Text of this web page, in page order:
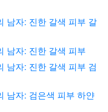
남자: 진한 갈색 피부 갈
남자: 진한 갈색 피부
남자: 진한 갈색 피부 검
남자: 검은색 피부 하얀